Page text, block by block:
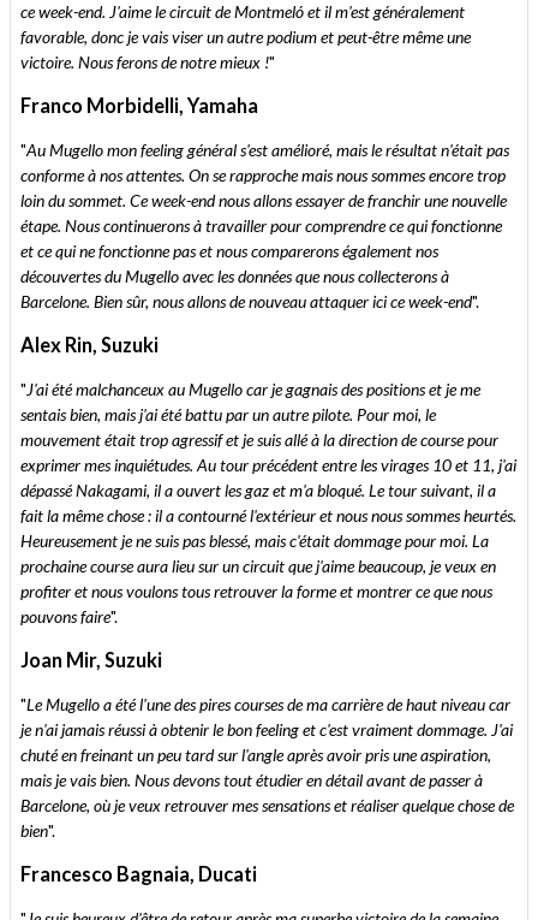
ce week-end. J'aime le circuit de Montmeló et il m'est généralement
favorable, donc je vais viser un autre podium et peut-être même une
victoire. Nous ferons de notre mieux !"
Franco Morbidelli, Yamaha
"Au Mugello mon feeling général s'est amélioré, mais le résultat n'était pas
conforme à nos attentes. On se rapproche mais nous sommes encore trop
loin du sommet. Ce week-end nous allons essayer de franchir une nouvelle
étape. Nous continuerons à travailler pour comprendre ce qui fonctionne
et ce qui ne fonctionne pas et nous comparerons également nos
découvertes du Mugello avec les données que nous collecterons à
Barcelone. Bien sûr, nous allons de nouveau attaquer ici ce week-end".
Alex Rin, Suzuki
"J'ai été malchanceux au Mugello car je gagnais des positions et je me
sentais bien, mais j'ai été battu par un autre pilote. Pour moi, le
mouvement était trop agressif et je suis allé à la direction de course pour
exprimer mes inquiétudes. Au tour précédent entre les virages 10 et 11, j'ai
dépassé Nakagami, il a ouvert les gaz et m'a bloqué. Le tour suivant, il a
fait la même chose : il a contourné l'extérieur et nous nous sommes heurtés.
Heureusement je ne suis pas blessé, mais c'était dommage pour moi. La
prochaine course aura lieu sur un circuit que j'aime beaucoup, je veux en
profiter et nous voulons tous retrouver la forme et montrer ce que nous
pouvons faire".
Joan Mir, Suzuki
"Le Mugello a été l'une des pires courses de ma carrière de haut niveau car
je n'ai jamais réussi à obtenir le bon feeling et c'est vraiment dommage. J'ai
chuté en freinant un peu tard sur l'angle après avoir pris une aspiration,
mais je vais bien. Nous devons tout étudier en détail avant de passer à
Barcelone, où je veux retrouver mes sensations et réaliser quelque chose de
bien".
Francesco Bagnaia, Ducati